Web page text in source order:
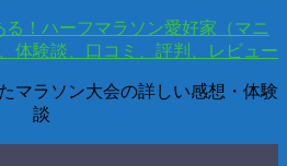
マラソン大会の詳しい感想・体験
談